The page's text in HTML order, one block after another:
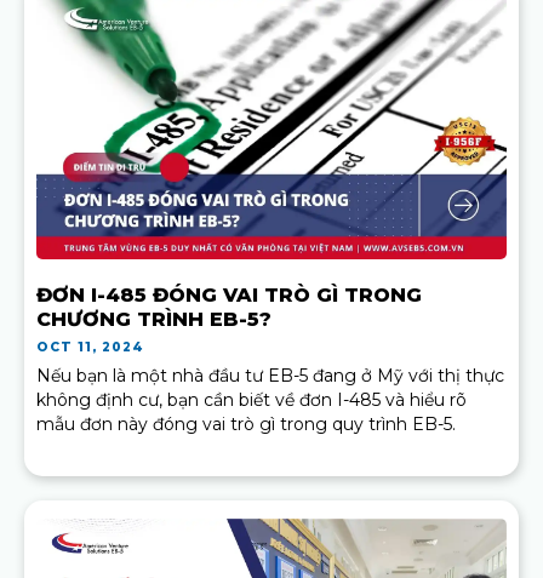
ĐƠN I-485 ĐÓNG VAI TRÒ GÌ TRONG
CHƯƠNG TRÌNH EB-5?
OCT 11, 2024
Nếu bạn là một nhà đầu tư EB-5 đang ở Mỹ với thị thực
không định cư, bạn cần biết về đơn I-485 và hiểu rõ
mẫu đơn này đóng vai trò gì trong quy trình EB-5.